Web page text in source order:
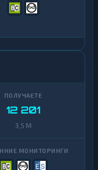
12 201
3,5 M